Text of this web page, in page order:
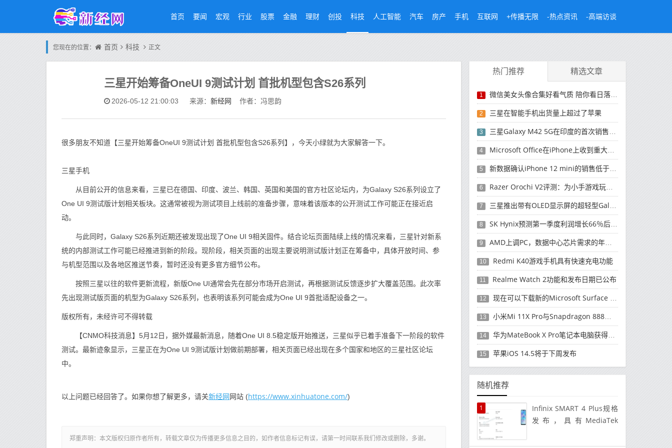
首页 要闻 宏观 行业 股票 金融 理财 创投 科技 人工智能 汽车 房产 手机 互联网 +传播无限 -热点资讯 -高端访谈
您现在的位置： 首页 科技 正文
三星开始筹备OneUI 9测试计划 首批机型包含S26系列
2026-05-12 21:00:03 来源： 新经网 作者：冯思韵
很多朋友不知道【三星开始筹备OneUI 9测试计划 首批机型包含S26系列】，今天小绿就为大家解答一下。
三星手机
从目前公开的信息来看，三星已在德国、印度、波兰、韩国、英国和美国的官方社区论坛内，为Galaxy S26系列设立了
One UI 9测试版计划相关板块。这通常被视为测试项目上线前的准备步骤，意味着该版本的公开测试工作可能正在接近启
动。
与此同时，Galaxy S26系列近期还被发现出现了One UI 9相关固件。结合论坛页面陆续上线的情况来看，三星针对新系
统的内部测试工作可能已经推进到新的阶段。现阶段，相关页面的出现主要说明测试版计划正在筹备中，具体开放时间、参
与机型范围以及各地区推送节奏，暂时还没有更多官方细节公布。
按照三星以往的软件更新流程，新版One UI通常会先在部分市场开启测试，再根据测试反馈逐步扩大覆盖范围。此次率
先出现测试版页面的机型为Galaxy S26系列，也表明该系列可能会成为One UI 9首批适配设备之一。
版权所有，未经许可不得转载
【CNMO科技消息】5月12日，据外媒最新消息，随着One UI 8.5稳定版开始推送，三星似乎已着手准备下一阶段的软件
测试。最新迹象显示，三星正在为One UI 9测试版计划做前期部署，相关页面已经出现在多个国家和地区的三星社区论坛
中。
以上问题已经回答了。如果你想了解更多，请关新经网网站 (https://www.xinhuatone.com/)
郑重声明：本文版权归原作者所有，转载文章仅为传播更多信息之目的，如作者信息标记有误，请第一时间联系我们修改或删除，多谢。
热门推荐 精选文章
1 微信美女头像合集好看气质 陪你看日落的人比日落更浪漫
2 三星在智能手机出货量上超过了苹果
3 三星Galaxy M42 5G在印度的首次销售将于今晚开始
4 Microsoft Office在iPhone上收到重大更新
5 新数据确认iPhone 12 mini的销售低于预期
6 Razer Orochi V2评测：为小手游戏玩家设计的鼠标
7 三星推出带有OLED显示屏的超轻型Galaxy Book Pro和Galaxy Book Pro 360笔记本电脑
8 SK Hynix预测第一季度利润增长66％后，对芯片的需求将增强
9 AMD上调PC，数据中心芯片需求的年度收入预测
10 Redmi K40游戏手机具有快速充电功能
11 Realme Watch 2功能和发布日期已公布
12 现在可以下载新的Microsoft Surface Duo更新
13 小米Mi 11X Pro与Snapdragon 888处理器一起发布
14 华为MateBook X Pro笔记本电脑获得全新升级
15 苹果iOS 14.5将于下周发布
随机推荐
1
Infinix SMART 4 Plus规格
发布，具有MediaTek
多功能